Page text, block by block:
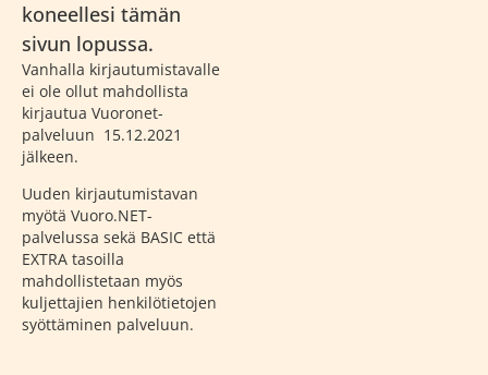
koneellesi tämän
sivun lopussa.
Vanhalla kirjautumistavalle
ei ole ollut mahdollista
kirjautua Vuoronet-
palveluun 15.12.2021
jälkeen.
Uuden kirjautumistavan
myötä Vuoro.NET-
palvelussa sekä BASIC että
EXTRA tasoilla
mahdollistetaan myös
kuljettajien henkilötietojen
syöttäminen palveluun.